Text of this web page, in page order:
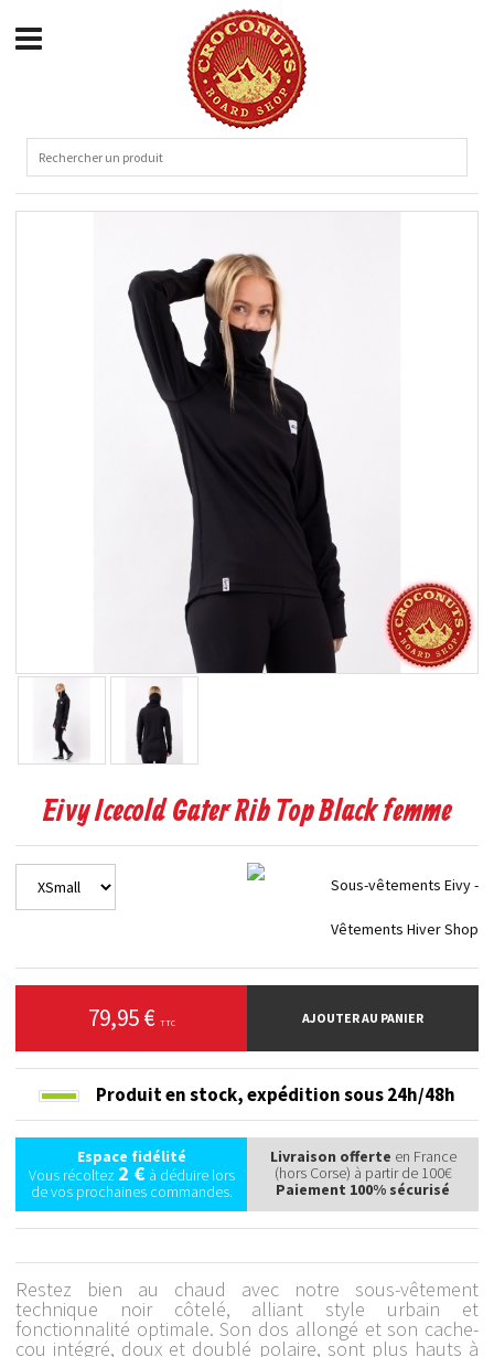
Eivy Icecold Gater Rib Top Black femme
79,95 € TTC AJOUTER AU PANIER
Produit en stock,expédition sous 24h/48h
Espace fidélité
Vous récoltez 2 €à déduire lors
de vos prochaines commandes.
Livraison offerte en France
(hors Corse) à partir de 100€
Paiement 100% sécurisé
Restez bien au chaud avec notre sous-vêtement
technique noir côtelé, alliant style urbain et
fonctionnalité optimale. Son dos allongé et son cache-
cou intégré, doux et doublé polaire, sont plus hauts à